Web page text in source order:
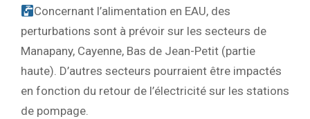
Concernant l’alimentation en EAU, des
perturbations sont à prévoir sur les secteurs de
Manapany, Cayenne, Bas de Jean-Petit (partie
haute). D’autres secteurs pourraient être impactés
en fonction du retour de l’électricité sur les stations
de pompage.